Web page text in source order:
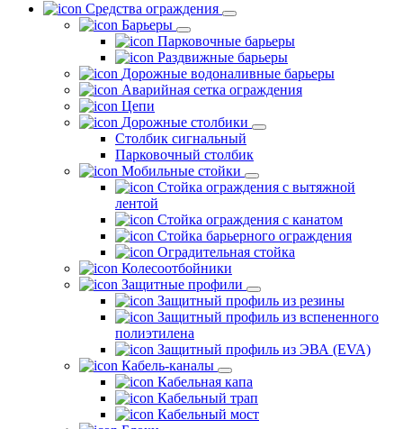
Средства ограждения
Барьеры
Парковочные барьеры
Раздвижные барьеры
Дорожные водоналивные барьеры
Аварийная сетка ограждения
Цепи
Дорожные столбики
Столбик сигнальный
Парковочный столбик
Мобильные стойки
Стойка ограждения с вытяжной
лентой
Стойка ограждения с канатом
Стойка барьерного ограждения
Оградительная стойка
Колесоотбойники
Защитные профили
Защитный профиль из резины
Защитный профиль из вспененного
полиэтилена
Защитный профиль из ЭВА (EVA)
Кабель-каналы
Кабельная капа
Кабельный трап
Кабельный мост